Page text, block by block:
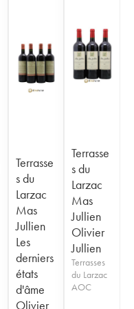
Terrasse
s du
Larzac
Mas
Jullien
Les
derniers
états
d'âme
Olivier
Terrasse
s du
Larzac
Mas
Jullien
Olivier
Jullien
Terrasses
du Larzac
AOC